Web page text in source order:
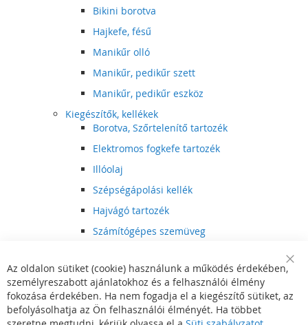
Bikini borotva
Hajkefe, fésű
Manikűr olló
Manikűr, pedikűr szett
Manikűr, pedikűr eszköz
Kiegészítők, kellékek
Borotva, Szőrtelenítő tartozék
Elektromos fogkefe tartozék
Illóolaj
Szépségápolási kellék
Hajvágó tartozék
Számítógépes szemüveg
Hajvágó kiegészítő
Szórakoztató elektronika
Multimédia
DVD, BluRay lejátszó
Bar
Az oldalon sütiket (cookie) használunk a működés érdekében,
személyreszabott ajánlatokhoz és a felhasználói élmény
fokozása érdekében. Ha nem fogadja el a kiegészítő sütiket, az
befolyásolhatja az Ön felhasználói élményét. Ha többet